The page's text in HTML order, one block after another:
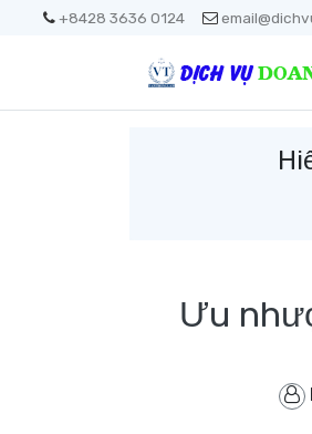
+8428 3636 0124
Ưu